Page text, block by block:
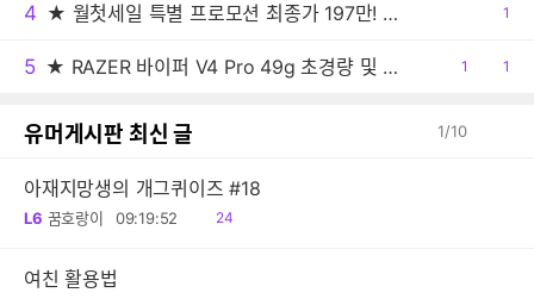
4 ★ 월첫세일 특별 프로모션 최종가 197만! ★ASUS TUF A18 RTX5070 FA808UP-S8017 18인치 대화면 게이밍노트북
공1
5 ★ RAZER 바이퍼 V4 Pro 49g 초경량 및 50K 센서 탑재한 플래그십 게이밍 마우스!!
공1
댓1
유머게시판 최신 글 1/10
아재지망생의 개그퀴이즈 #18
L6 꿈호랑이 09:19:52
읽
24
여친 활용법